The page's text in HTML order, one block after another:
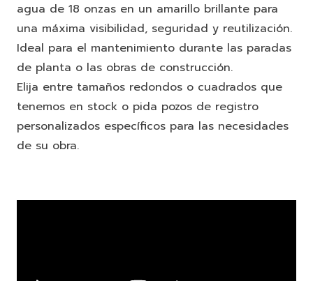
agua de 18 onzas en un amarillo brillante para
una máxima visibilidad, seguridad y reutilización.
Ideal para el mantenimiento durante las paradas
de planta o las obras de construcción.
Elija entre tamaños redondos o cuadrados que
tenemos en stock o pida pozos de registro
personalizados específicos para las necesidades
de su obra.